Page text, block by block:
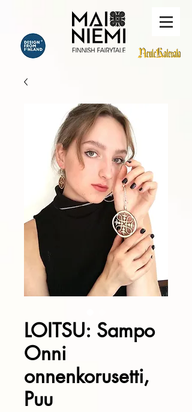
LOITSU: Sampo
Onni
onnenkorusetti,
Puu